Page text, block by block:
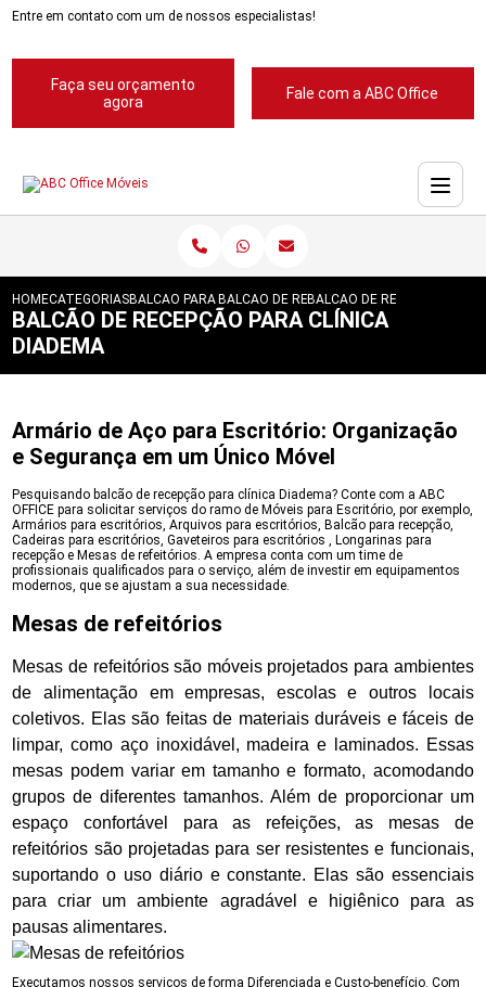
Entre em contato com um de nossos especialistas!
Faça seu orçamento
agora
Fale com a ABC Office
HOMECATEGORIASBALCAO PARA RECEPCAOBALCAO DE RECEPCAO ABC
BALCAO DE RECEPCAO
BALCÃO DE RECEPÇÃO PARA CLÍNICA
DIADEMA
Armário de Aço para Escritório: Organização
e Segurança em um Único Móvel
Pesquisando balcão de recepção para clínica Diadema? Conte com a ABC
OFFICE para solicitar serviços do ramo de Móveis para Escritório, por exemplo,
Armários para escritórios, Arquivos para escritórios, Balcão para recepção,
Cadeiras para escritórios, Gaveteiros para escritórios , Longarinas para
recepção e Mesas de refeitórios. A empresa conta com um time de
profissionais qualificados para o serviço, além de investir em equipamentos
modernos, que se ajustam a sua necessidade.
Mesas de refeitórios
Mesas de refeitórios são móveis projetados para ambientes
de alimentação em empresas, escolas e outros locais
coletivos. Elas são feitas de materiais duráveis e fáceis de
limpar, como aço inoxidável, madeira e laminados. Essas
mesas podem variar em tamanho e formato, acomodando
grupos de diferentes tamanhos. Além de proporcionar um
espaço confortável para as refeições, as mesas de
refeitórios são projetadas para ser resistentes e funcionais,
suportando o uso diário e constante. Elas são essenciais
para criar um ambiente agradável e higiênico para as
pausas alimentares.
Executamos nossos serviços de forma Diferenciada e Custo-benefício. Com